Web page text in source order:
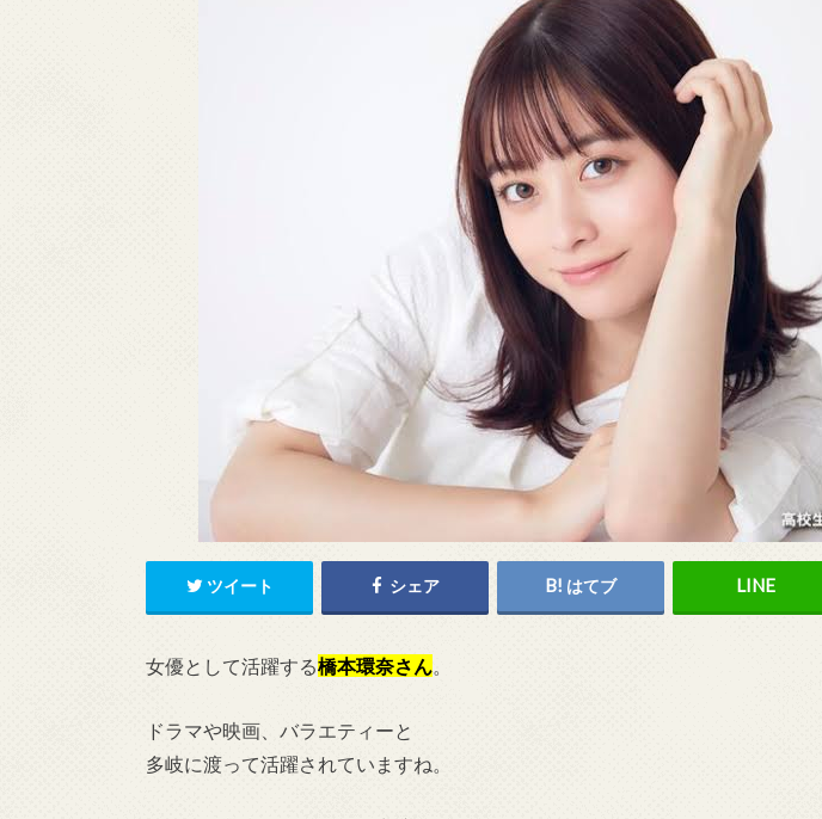
ツイート シェア はてブ
女優として活躍する橋本環奈さん。
ドラマや映画、バラエティーと
多岐に渡って活躍されていますね。